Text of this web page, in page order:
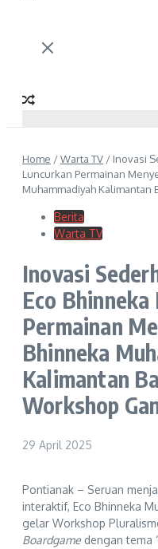
Home /Warta TV / Inovasi
Luncurkan Permainan
Muhammadiyah
Berita
Warta TV
Inovasi
Eco Bhinneka
Permainan
Bhinneka
Kalimantan
Workshop
29 April 2025
Pontianak – Seruan
interaktif, Eco Bhinneka
gelar Workshop
Boardgame dengan tema